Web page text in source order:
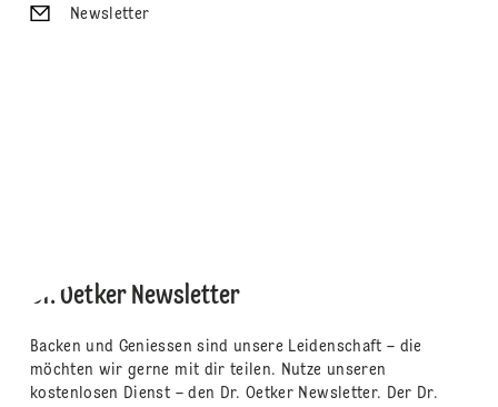
Newsletter
Dr. Oetker Newsletter
Backen und Geniessen sind unsere Leidenschaft – die
möchten wir gerne mit dir teilen. Nutze unseren
kostenlosen Dienst – den Dr. Oetker Newsletter. Der Dr.